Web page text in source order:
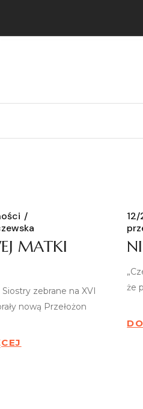
MATKI
zebrane na XVI
nową Przełożon
że